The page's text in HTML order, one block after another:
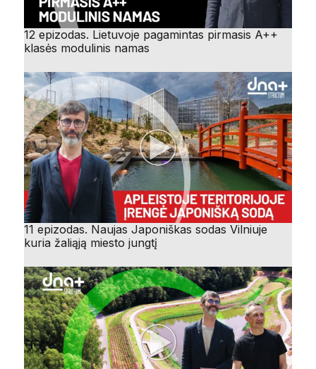
12 epizodas. Lietuvoje pagamintas pirmasis A++
klasės modulinis namas
11 epizodas. Naujas Japoniškas sodas Vilniuje
kuria žaliąją miesto jungtį